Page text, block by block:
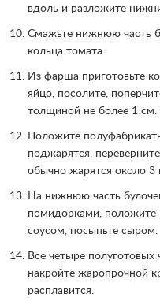
вдоль и разложите
Смажьте нижнюю часть
кольца томата.
Из фарша приготовьте
яйцо, посолите,
толщиной не более 1
Положите
поджарятся,
обычно жарятся около 3
На нижнюю часть
помидорками, положите
соусом, посыпьте сыром.
Все четыре полуготовых
накройте жаропрочной
расплавится.